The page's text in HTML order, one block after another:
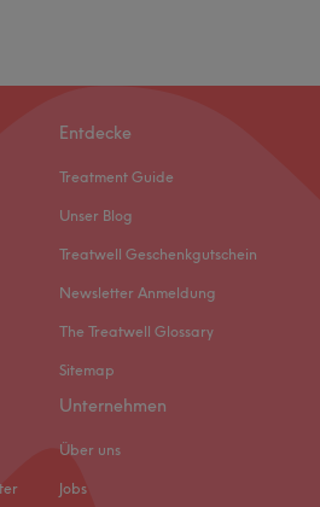
Entdecke
Treatment Guide
Unser Blog
Treatwell Geschenkgutschein
Newsletter Anmeldung
The Treatwell Glossary
Sitemap
Unternehmen
Über uns
Jobs